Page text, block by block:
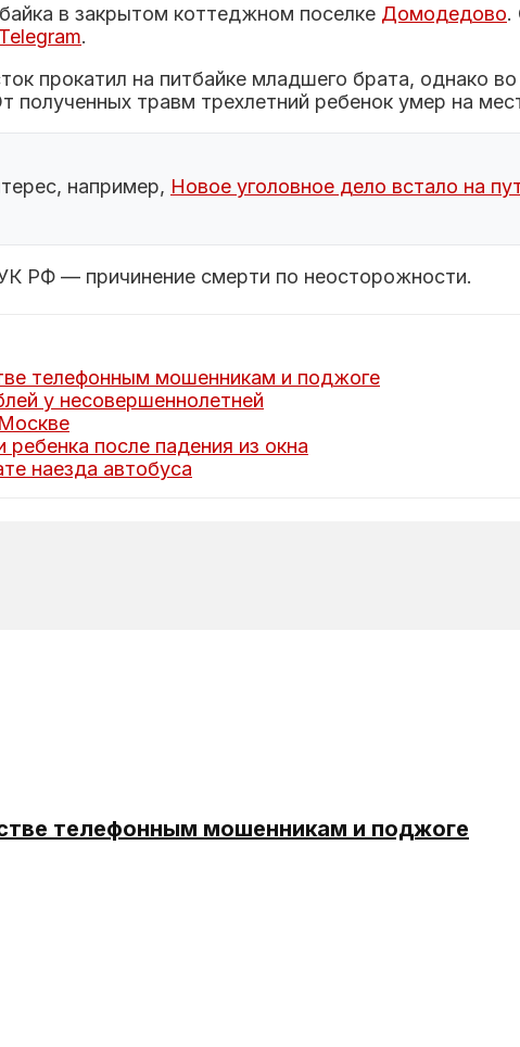
в закрытом коттеджном поселке Домодедово.
Telegram.
прокатил на питбайке младшего брата, однако
полученных травм трехлетний ребенок умер на
например, Новое уголовное дело встало на
РФ — причинение смерти по неосторожности.
телефонным мошенникам и поджоге
у несовершеннолетней
после падения из окна
наезда автобуса
телефонным мошенникам и поджоге